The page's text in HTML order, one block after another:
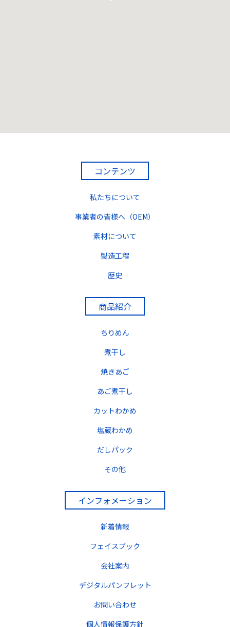
コンテンツ
私たちについて
事業者の皆様へ（OEM）
素材について
製造工程
歴史
商品紹介
ちりめん
煮干し
焼きあご
あご煮干し
カットわかめ
塩蔵わかめ
だしパック
その他
インフォメーション
新着情報
フェイスブック
会社案内
デジタルパンフレット
お問い合わせ
個人情報保護方針